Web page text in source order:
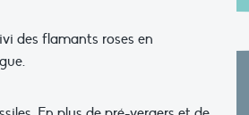
des flamants roses en